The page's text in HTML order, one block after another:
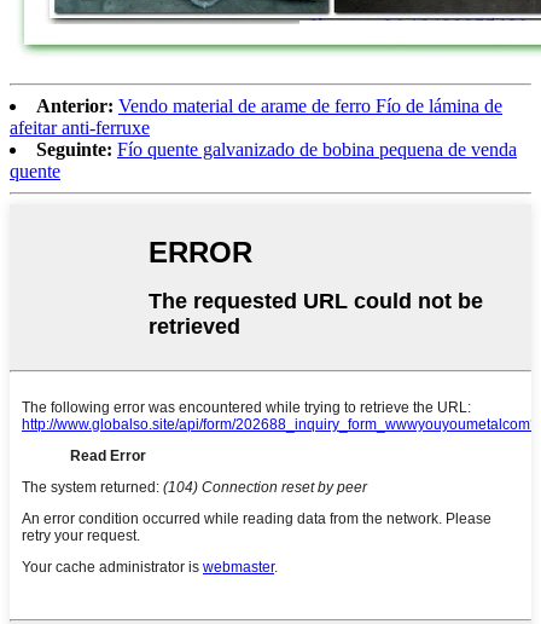
Anterior: Vendo material de arame de ferro Fío de lámina de
afeitar anti-ferruxe
Seguinte: Fío quente galvanizado de bobina pequena de venda
quente